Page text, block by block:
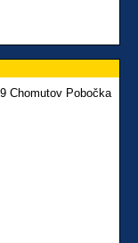
Chomutov Pobočka